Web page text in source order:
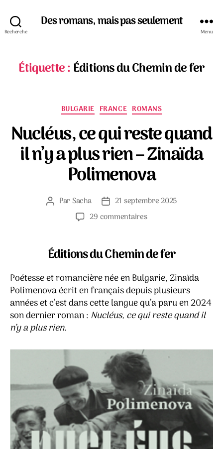
Recherche
Des romans, mais pas seulement
Menu
Étiquette :Éditions du Chemin de fer
Catégories
BULGARIE FRANCE ROMANS
Nucléus, ce qui reste quand
il n’y a plus rien – Zinaïda
Polimenova
Auteur
ParSacha
Date
de
l’article
21 septembre 2025
29 commentairessur
qui
reste
il
n’y
a
plus
Zinaïda
Polimenova
Éditions du Chemin de fer
Poétesse et romancière née en Bulgarie, Zinaïda
Polimenova écrit en français depuis plusieurs
années et c’est dans cette langue qu’a paru en 2024
son dernier roman : Nucléus, ce qui reste quand il
n’y a plus rien.